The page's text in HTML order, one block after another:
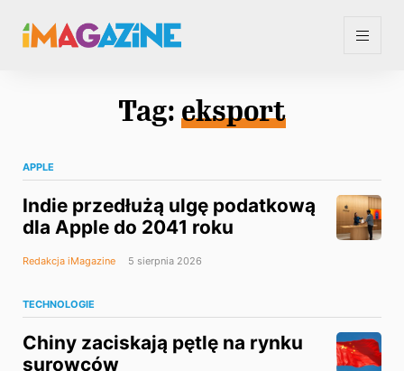
Tag: eksport
APPLE
Indie przedłużą ulgę podatkową
dla Apple do 2041 roku
Redakcja iMagazine 5 sierpnia 2026
TECHNOLOGIE
Chiny zaciskają pętlę na rynku
surowców